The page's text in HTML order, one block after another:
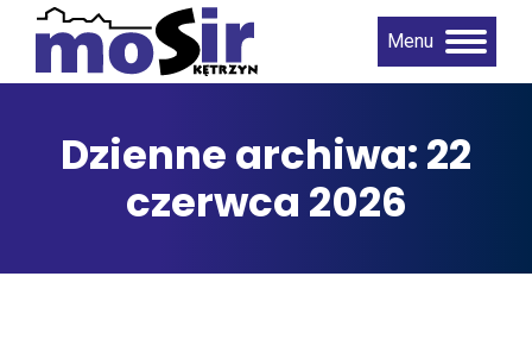
Menu
Dzienne archiwa:22
czerwca 2026